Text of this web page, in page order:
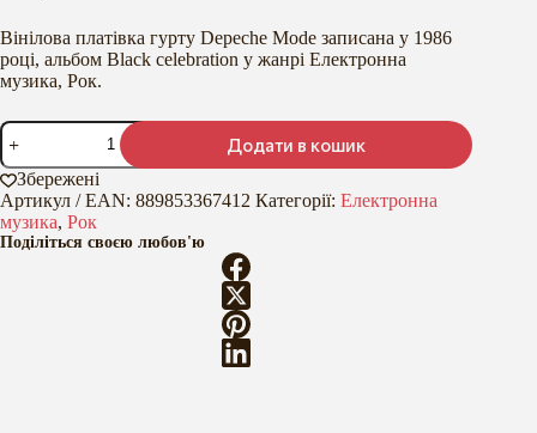
Вінілова платівка гурту Depeche Mode записана у 1986
році, альбом Black celebration у жанрі Електронна
музика, Рок.
Black
celebration
кількість
Додати в кошик
Збережені
Артикул / EAN: 889853367412 Категорії: Електронна
музика, Рок
Поділіться своєю любов'ю